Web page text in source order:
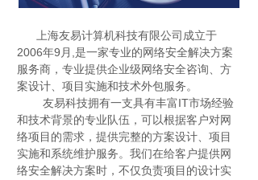
上海友易计算机科技有限公司成立于
2006年9月,是一家专业的网络安全解决方案
服务商，专业提供企业级网络安全咨询、方
案设计、项目实施和技术外包服务。
友易科技拥有一支具有丰富IT市场经验
和技术背景的专业队伍，可以根据客户对网
络项目的需求，提供完整的方案设计、项目
实施和系统维护服务。我们在给客户提供网
络安全解决方案时，不仅负责项目的设计实